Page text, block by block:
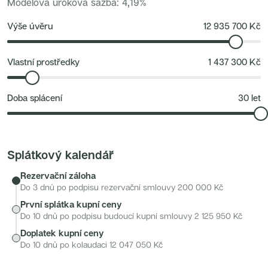
Modelová úroková sazba: 4,19%
Výše úvěru 12 935 700 Kč
Vlastní prostředky 1 437 300 Kč
Doba splácení 30 let
Splátkový kalendář
Rezervační záloha
Do 3 dnů po podpisu rezervační smlouvy 200 000 Kč
První splátka kupní ceny
Do 10 dnů po podpisu budoucí kupní smlouvy 2 125 950 Kč
Doplatek kupní ceny
Do 10 dnů po kolaudaci 12 047 050 Kč
Nové byty 6+kk Královehradecký kraj
Developerské projekty
Rezidence Grafická
Lihovar Smíchov Jih
Jateční 35
Na Spojce 2
JITRO
Rezidence Okula
Zenklova 81
Rezidence v Údolí
Semerínka
Nový byt 5+kk - Villa Chuchle
Aldrov Resort
Nový byt 3+kk - VARTA
Bělehradská 29
RANTA Barrandov IV
Slavíkova 6
Střížkovský dvůr